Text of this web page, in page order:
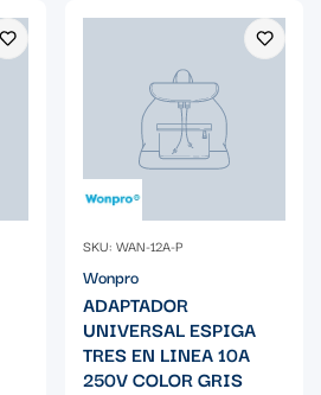
SKU: WAN-12A-P
Wonpro
ADAPTADOR
UNIVERSAL ESPIGA
TRES EN LINEA 10A
250V COLOR GRIS